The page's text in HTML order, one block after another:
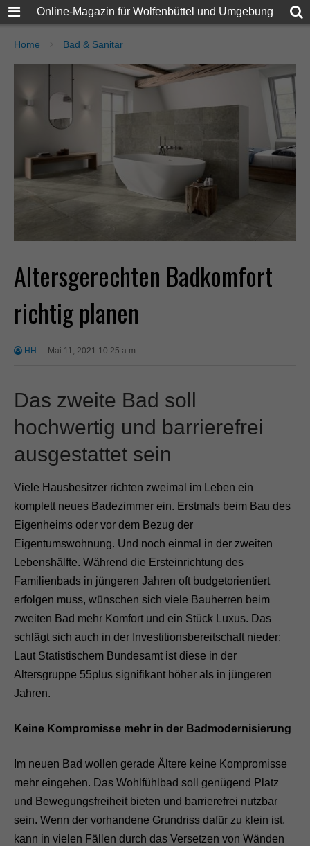
Online-Magazin für Wolfenbüttel und Umgebung
Home Bad & Sanitär
Altersgerechten Badkomfort
richtig planen
HH Mai 11, 2021 10:25 a.m.
Das zweite Bad soll
hochwertig und barrierefrei
ausgestattet sein
Viele Hausbesitzer richten zweimal im Leben ein
komplett neues Badezimmer ein. Erstmals beim Bau des
Eigenheims oder vor dem Bezug der
Eigentumswohnung. Und noch einmal in der zweiten
Lebenshälfte. Während die Ersteinrichtung des
Familienbads in jüngeren Jahren oft budgetorientiert
erfolgen muss, wünschen sich viele Bauherren beim
zweiten Bad mehr Komfort und ein Stück Luxus. Das
schlägt sich auch in der Investitionsbereitschaft nieder:
Laut Statistischem Bundesamt ist diese in der
Altersgruppe 55plus signifikant höher als in jüngeren
Jahren.
Keine Kompromisse mehr in der Badmodernisierung
Im neuen Bad wollen gerade Ältere keine Kompromisse
mehr eingehen. Das Wohlfühlbad soll genügend Platz
und Bewegungsfreiheit bieten und barrierefrei nutzbar
sein. Wenn der vorhandene Grundriss dafür zu klein ist,
kann in vielen Fällen durch das Versetzen von Wänden